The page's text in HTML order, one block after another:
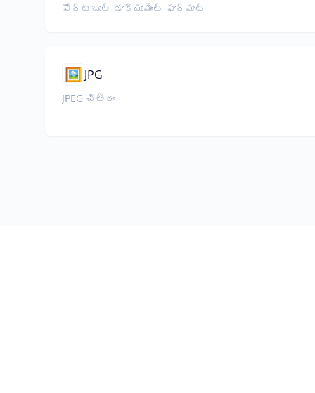
పోర్టబుల్ డాక్యుమెంట్ ఫార్మాట్
🖼️ JPG
JPEG చిత్రం